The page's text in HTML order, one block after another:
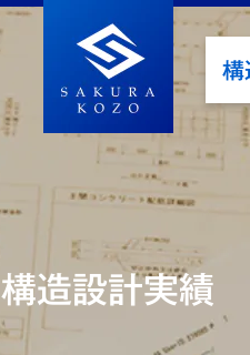
構
構造設計実績